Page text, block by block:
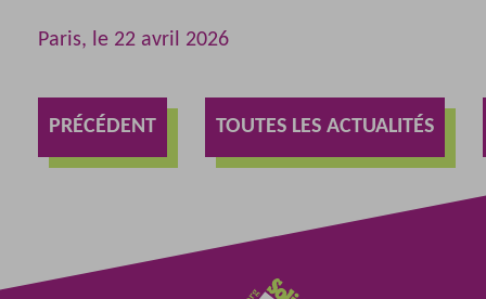
Paris, le 22 avril 2026
PRÉCÉDENT TOUTES LES ACTUALITÉS